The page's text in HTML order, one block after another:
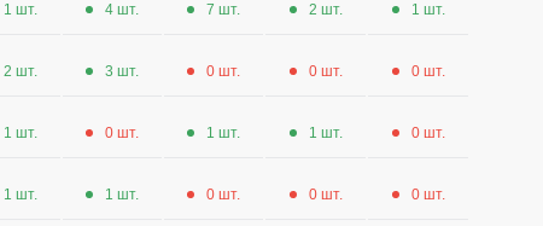
1 шт. 4 шт. 7 шт. 2 шт. 1 шт.
2 шт. 3 шт. 0 шт. 0 шт. 0 шт.
1 шт. 0 шт. 1 шт. 1 шт. 0 шт.
1 шт. 1 шт. 0 шт. 0 шт. 0 шт.